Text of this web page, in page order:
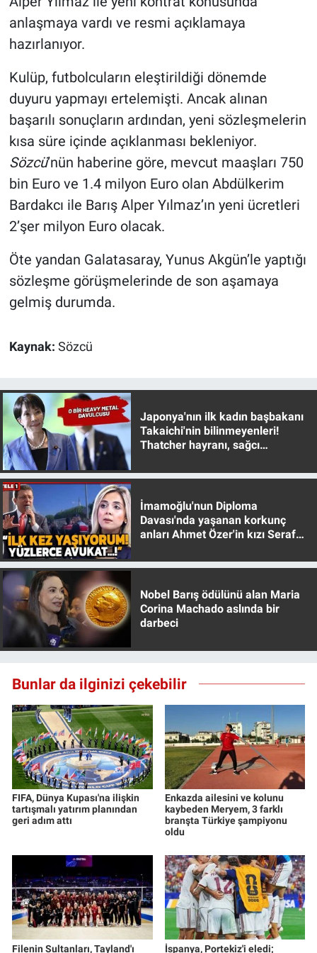
anlaşmaya vardı ve resmi açıklamaya
hazırlanıyor.
Kulüp, futbolcuların eleştirildiği dönemde
duyuru yapmayı ertelemişti. Ancak alınan
başarılı sonuçların ardından, yeni sözleşmelerin
kısa süre içinde açıklanması bekleniyor.
Sözcü’nün haberine göre, mevcut maaşları 750
bin Euro ve 1.4 milyon Euro olan Abdülkerim
Bardakcı ile Barış Alper Yılmaz’ın yeni ücretleri
2’şer milyon Euro olacak.
Öte yandan Galatasaray, Yunus Akgün’le yaptığı
sözleşme görüşmelerinde de son aşamaya
gelmiş durumda.
Kaynak: Sözcü
Japonya'nın ilk kadın başbakanı
Takaichi'nin bilinmeyenleri!
Thatcher hayranı, sağcı
İmamoğlu'nun Diploma
Davası'nda yaşanan korkunç
anları Ahmet Özer'in kızı Seraf
Nobel Barış ödülünü alan Maria
Corina Machado aslında bir
darbeci
Bunlar da ilginizi çekebilir
FIFA, Dünya Kupası'na ilişkin
tartışmalı yatırım planından
geri adım attı
Enkazda ailesini ve kolunu
kaybeden Meryem, 3 farklı
branşta Türkiye şampiyonu
oldu
Filenin Sultanları, Tayland'ı İspanya, Portekiz'i eledi;
Gündem Özel
Günün görüntüsü
Haber
İlan
Kimdir
Koronavirüs
Kültür Sanat
Ne demişti
Programlar
Sağlık
Spor
Teknoloji
Türkiye'nin Geleceği
Türkiye'nin Gündemi
Yerel Gündem
Yerel Yaşam
Canlı Yayın